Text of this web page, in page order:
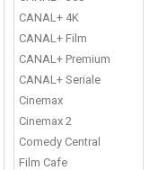
CANAL+ 4K
CANAL+ Film
CANAL+ Premium
CANAL+ Seriale
Cinemax
Cinemax 2
Comedy Central
Film Cafe